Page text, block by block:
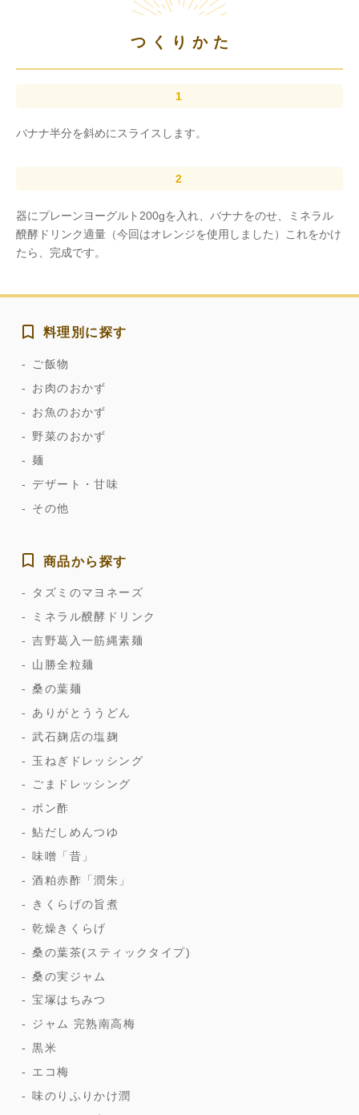
つくりかた
バナナ半分を斜めにスライスします。
器にプレーンヨーグルト200gを入れ、バナナをのせ、ミネラル
醗酵ドリンク適量（今回はオレンジを使用しました）これをかけ
たら、完成です。
料理別に探す
ご飯物
お肉のおかず
お魚のおかず
野菜のおかず
麺
デザート・甘味
その他
商品から探す
タズミのマヨネーズ
ミネラル醗酵ドリンク
吉野葛入一筋縄素麺
山勝全粒麺
桑の葉麺
ありがとううどん
武石麹店の塩麹
玉ねぎドレッシング
ごまドレッシング
ポン酢
鮎だしめんつゆ
味噌「昔」
酒粕赤酢「潤朱」
きくらげの旨煮
乾燥きくらげ
桑の葉茶(スティックタイプ)
桑の実ジャム
宝塚はちみつ
ジャム 完熟南高梅
黒米
エコ梅
味のりふりかけ潤